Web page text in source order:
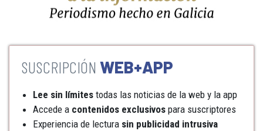
WEB+APP
Lee sin límites todas las noticias de la web y la app
Accede a contenidos exclusivos para suscriptores
Experiencia de lectura sin publicidad intrusiva